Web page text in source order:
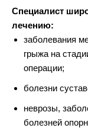
Специалист
лечению:
заболевания
грыжа на
операции;
болезни
неврозы,
болезней